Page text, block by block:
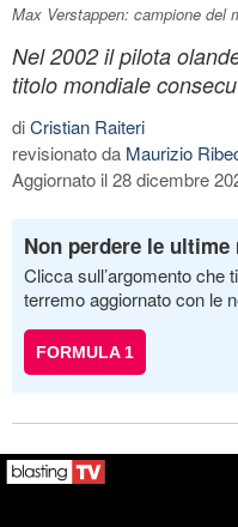
Max Verstappen: campione del
Nel 2002 il pilota
titolo mondiale
diCristian Raiteri
revisionato da Maurizio
Aggiornato il 28 dicembre
Non perdere le ultime
Clicca sull’argomento che
terremo aggiornato con le
FORMULA 1